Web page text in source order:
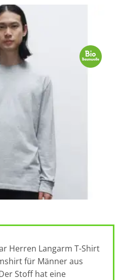
Herren Langarm T-Shirt
für Männer aus
Stoff hat eine